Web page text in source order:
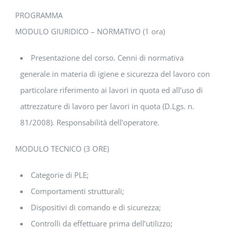
PROGRAMMA
MODULO GIURIDICO – NORMATIVO (1 ora)
Presentazione del corso. Cenni di normativa
generale in materia di igiene e sicurezza del lavoro con
particolare riferimento ai lavori in quota ed all’uso di
attrezzature di lavoro per lavori in quota (D.Lgs. n.
81/2008). Responsabilità dell’operatore.
MODULO TECNICO (3 ORE)
Categorie di PLE;
Comportamenti strutturali;
Dispositivi di comando e di sicurezza;
Controlli da effettuare prima dell’utilizzo;